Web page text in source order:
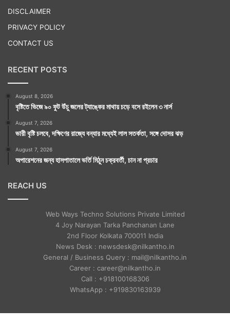
DISCLAIMER
PRIVACY POLICY
CONTACT US
RECENT POSTS
August 8, 2026
বৃষ্টিতে ভিজে ৯০ ফুট উঁচু জলের ট্যাঙ্কের মাথায় চড়ে বসে রইলেন ৩ নার্স
August 7, 2026
ভারী বৃষ্টি চলবে, দক্ষিণের রাজ্যে বন্যার মধ্যেই লাল সতর্কতা, সঙ্গে দোসর ঝড়
August 7, 2026
অপারেশনের জন্য হাসপাতালে ভর্তি মিঠুন চক্রবর্তী, চান না প্রচার
REACH US
Web Ways Techno Solutions Private Limited
4 Joy Narayan Tarka Panchanan Lane
2nd Floor Kolkata 700011 India
News Desk : newsdesk@nilkantho.in
General / Business Query : mail@nilkantho.in
Career : career@nilkantho.in
Call : +918100168306
WhatsApp : +919830163939